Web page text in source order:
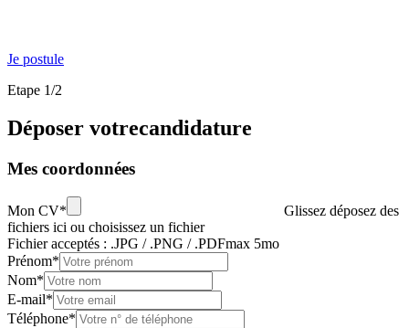
Je postule
Etape 1/2
Déposer votrecandidature
Mes coordonnées
Mon CV*
Glissez déposez des
fichiers ici ou choisissez un fichier
Fichier acceptés : .JPG / .PNG / .PDFmax 5mo
Prénom*
Nom*
E-mail*
Téléphone*